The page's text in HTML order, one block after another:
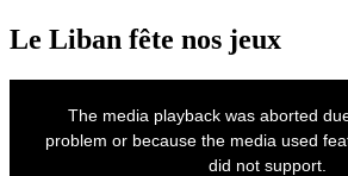
Le Liban fête nos jeux
window.
The media playback was aborted
problem or because the media used
did not support.